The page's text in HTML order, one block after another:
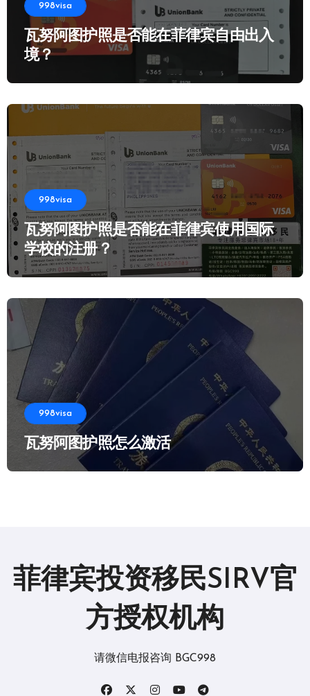
998visa
瓦努阿图护照是否能在菲律宾自由出入
境？
998visa
瓦努阿图护照是否能在菲律宾使用国际
学校的注册？
998visa
瓦努阿图护照怎么激活
菲律宾投资移民SIRV官
方授权机构
请微信电报咨询 BGC998